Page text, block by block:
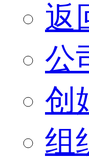
返
公
创
组